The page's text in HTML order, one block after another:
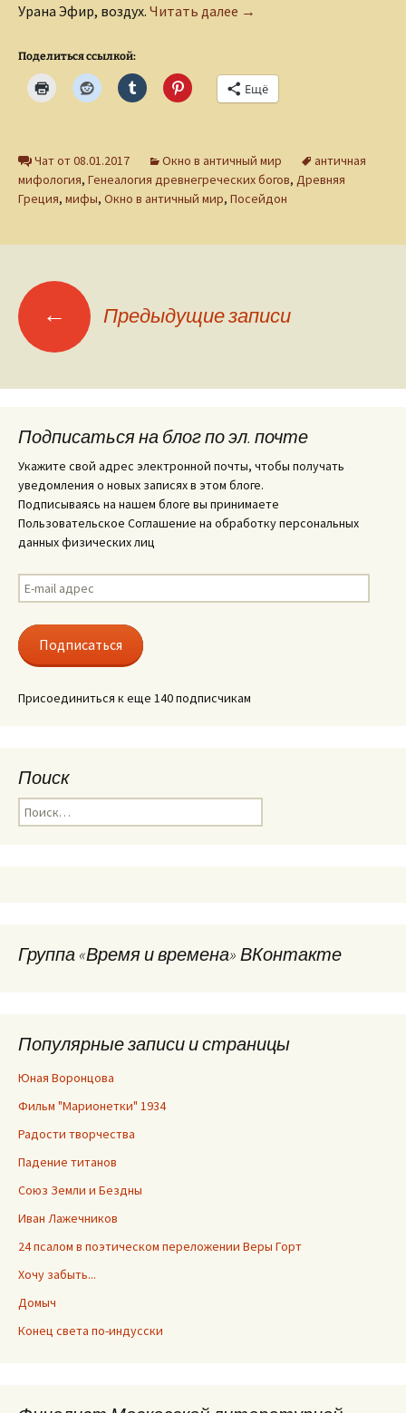
Урана Эфир, воздух. Читать далее Царство Посейдона
→
Поделиться ссылкой:
Ещё
Чат от 08.01.2017 Окно в античный мир
античная
мифология, Генеалогия древнегреческих богов, Древняя
Греция, мифы, Окно в античный мир, Посейдон
Навигация
по
записям
← Предыдущие записи
Подписаться на блог по эл. почте
Укажите свой адрес электронной почты, чтобы получать
уведомления о новых записях в этом блоге.
Подписываясь на нашем блоге вы принимаете
Пользовательское Соглашение на обработку персональных
данных физических лиц
E-
mail
Подписаться
Присоединиться к еще 140 подписчикам
Поиск
Найти:
Группа «Время и времена» ВКонтакте
Популярные записи и страницы
Юная Воронцова
Фильм "Марионетки" 1934
Радости творчества
Падение титанов
Союз Земли и Бездны
Иван Лажечников
24 псалом в поэтическом переложении Веры Горт
Хочу забыть...
Домыч
Конец света по-индусски